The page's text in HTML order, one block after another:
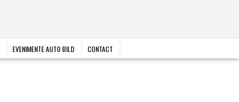
EVENIMENTE AUTO BILD CONTACT